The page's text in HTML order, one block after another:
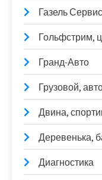
Газель Сервис
Гольфстрим,
Гранд-Авто
Грузовой,
Двина,
Деревенька,
Диагностика